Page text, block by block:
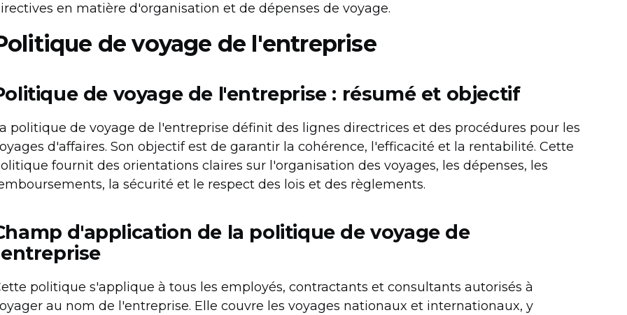
en matière d'organisation et de dépenses de voyage.
de voyage de l'entreprise
de voyage de l'entreprise : résumé et objectif
politique de voyage de l'entreprise définit des lignes directrices et des procédures pour les
d'affaires. Son objectif est de garantir la cohérence, l'efficacité et la rentabilité. Cette
fournit des orientations claires sur l'organisation des voyages, les dépenses, les
la sécurité et le respect des lois et des règlements.
d'application de la politique de voyage de
politique s'applique à tous les employés, contractants et consultants autorisés à
au nom de l'entreprise. Elle couvre les voyages nationaux et internationaux, y